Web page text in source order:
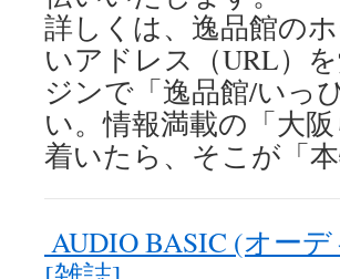
詳しくは、逸品館の
いアドレス（URL）
ジンで「逸品館/いっ
い。情報満載の「大
着いたら、そこが「
AUDIO BASIC (オー